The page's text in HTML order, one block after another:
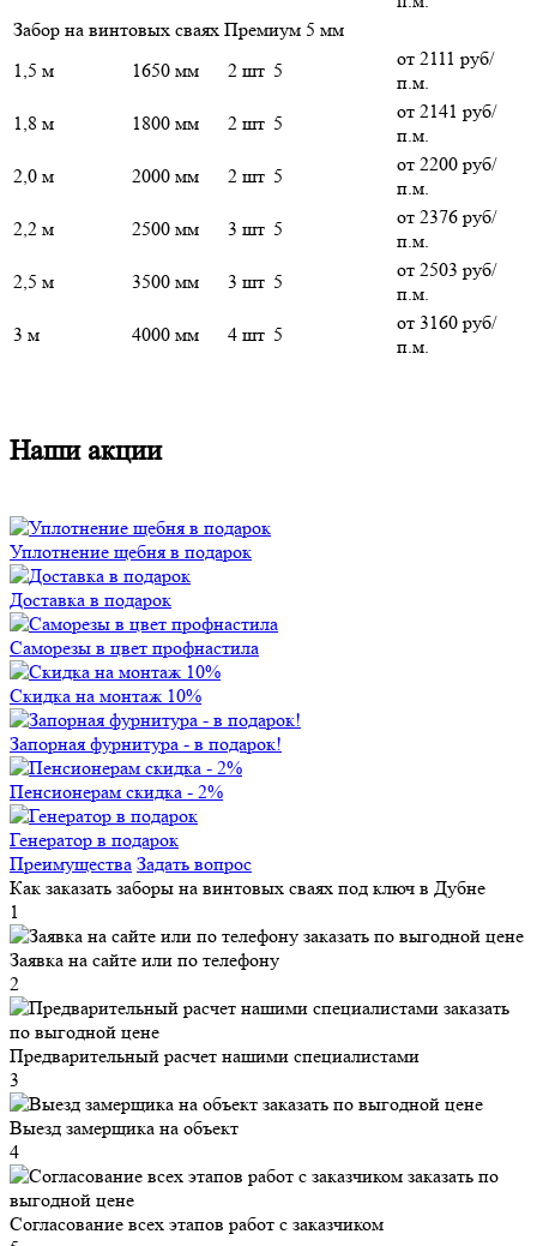
Забор на винтовых сваях Премиум 5 мм
1,5 м
1650 мм 2 шт 5
от 2111 руб/
п.м.
1,8 м
1800 мм 2 шт 5
от 2141 руб/
п.м.
2,0 м
2000 мм 2 шт 5
от 2200 руб/
п.м.
2,2 м
2500 мм 3 шт 5
от 2376 руб/
п.м.
2,5 м
3500 мм 3 шт 5
от 2503 руб/
п.м.
3 м
4000 мм 4 шт 5
от 3160 руб/
п.м.
Наши акции
Уплотнение щебня в подарок
Доставка в подарок
Саморезы в цвет профнастила
Скидка на монтаж 10%
Запорная фурнитура - в подарок!
Пенсионерам скидка - 2%
Генератор в подарок
Преимущества Задать вопрос
Как заказать заборы на винтовых сваях под ключ в Дубне
1
Заявка на сайте или по телефону
2
Предварительный расчет нашими специалистами
3
Выезд замерщика на объект
4
Согласование всех этапов работ с заказчиком